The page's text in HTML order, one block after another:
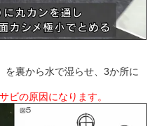
を裏から水で湿らせ、3か所に
ビの原因になります。